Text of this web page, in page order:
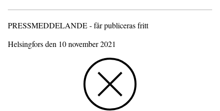
PRESSMEDDELANDE - får publiceras fritt
Helsingfors den 10 november 2021